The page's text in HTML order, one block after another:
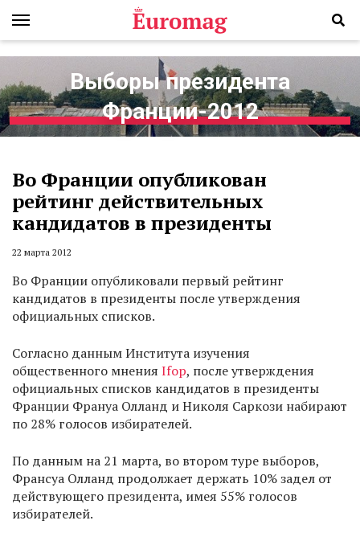
Выборы президента
Франции-2012
Во Франции опубликован
рейтинг действительных
кандидатов в президенты
22 марта 2012
Во Франции опубликовали первый рейтинг
кандидатов в президенты после утверждения
официальных списков.
Согласно данным Института изучения
общественного мнения Ifop, после утверждения
официальных списков кандидатов в президенты
Франции Франуа Олланд и Николя Саркози набирают
по 28% голосов избирателей.
По данным на 21 марта, во втором туре выборов,
Франсуа Олланд продолжает держать 10% задел от
действующего президента, имея 55% голосов
избирателей.